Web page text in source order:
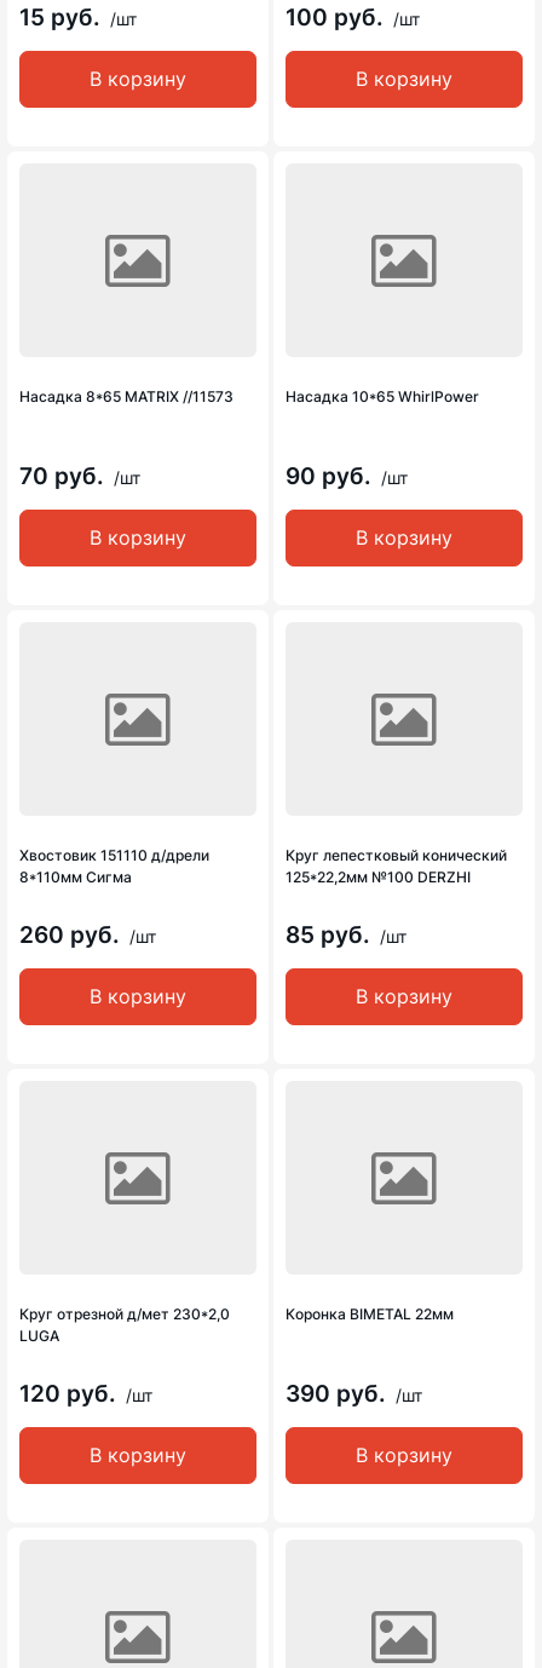
15 руб. /шт
В корзину
100 руб. /шт
В корзину
Насадка 8*65 MATRIX //11573
70 руб. /шт
В корзину
Насадка 10*65 WhirlPower
90 руб. /шт
В корзину
Хвостовик 151110 д/дрели
8*110мм Сигма
260 руб. /шт
В корзину
Круг лепестковый конический
125*22,2мм №100 DERZHI
85 руб. /шт
В корзину
Круг отрезной д/мет 230*2,0
LUGA
120 руб. /шт
В корзину
Коронка BIMETAL 22мм
390 руб. /шт
В корзину